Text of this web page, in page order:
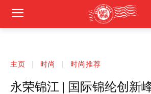
主页 时尚 时尚推荐
永荣锦江 | 国际锦纶创新